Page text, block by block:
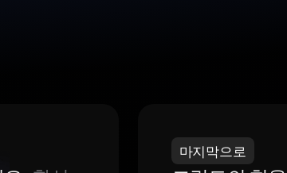
마지막으로